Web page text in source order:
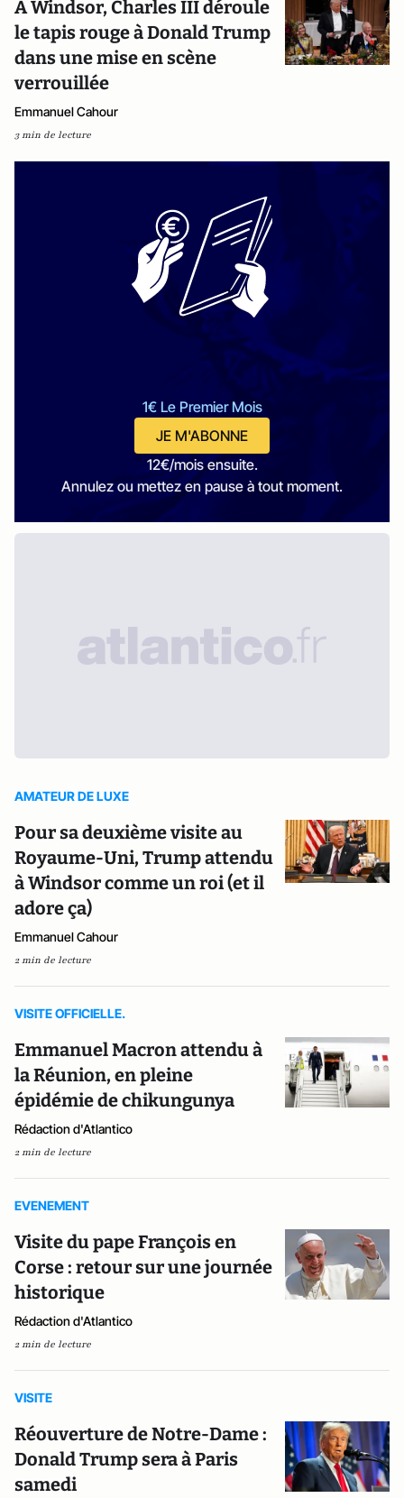
À Windsor, Charles III déroule
le tapis rouge à Donald Trump
dans une mise en scène
verrouillée
Emmanuel Cahour
3 min de lecture
1€ Le Premier Mois
JE M'ABONNE
12€/mois ensuite.
Annulez ou mettez en pause à tout moment.
AMATEUR DE LUXE
Pour sa deuxième visite au
Royaume-Uni, Trump attendu
à Windsor comme un roi (et il
adore ça)
Emmanuel Cahour
2 min de lecture
VISITE OFFICIELLE.
Emmanuel Macron attendu à
la Réunion, en pleine
épidémie de chikungunya
Rédaction d'Atlantico
2 min de lecture
EVENEMENT
Visite du pape François en
Corse : retour sur une journée
historique
Rédaction d'Atlantico
2 min de lecture
VISITE
Réouverture de Notre-Dame :
Donald Trump sera à Paris
samedi